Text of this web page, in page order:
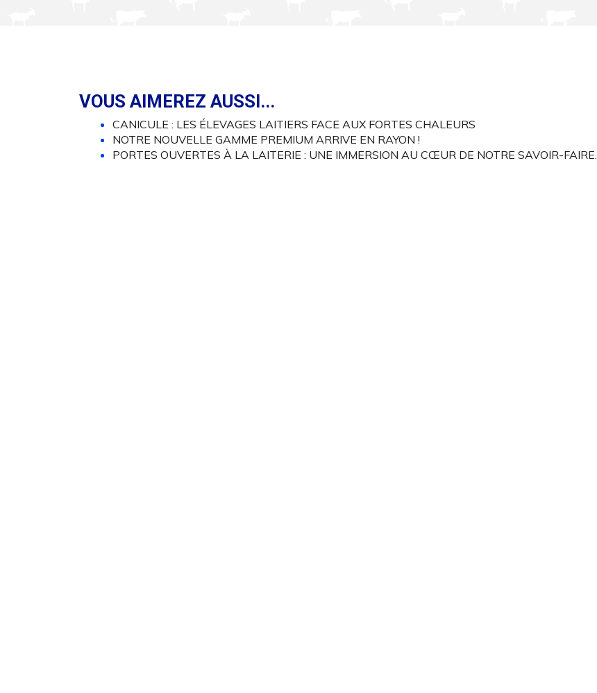
VOUS AIMEREZ AUSSI...
CANICULE : LES ÉLEVAGES LAITIERS FACE AUX FORTES CHALEURS
NOTRE NOUVELLE GAMME PREMIUM ARRIVE EN RAYON !
PORTES OUVERTES À LA LAITERIE : UNE IMMERSION AU CŒUR DE NOTRE SAVOIR-FAIRE.